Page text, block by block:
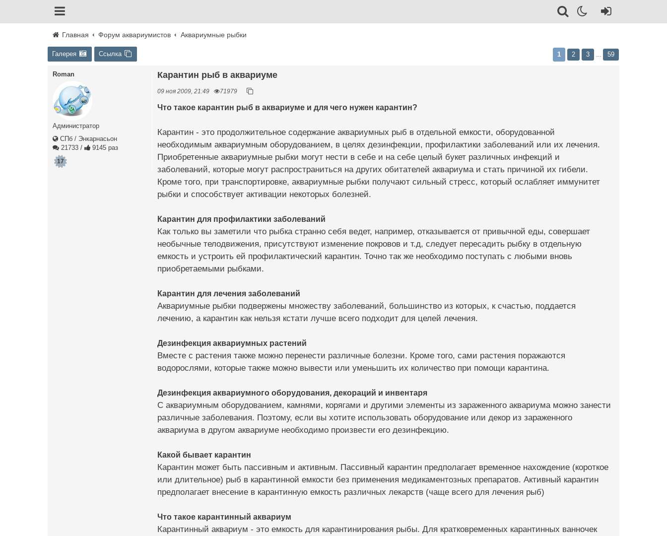
Главная Форум аквариумистов Аквариумные рыбки
Галерея Ссылка 1 2 3 59
Roman
Администратор
СПб / Энкарнасьон
21733 / 9145 раз
17
Карантин рыб в аквариуме
09 ноя 2009, 21:49 71979
Что такое карантин рыб в аквариуме и для чего нужен карантин?
Карантин - это продолжительное содержание аквариумных рыб в отдельной емкости, оборудованной
необходимым аквариумным оборудованием, в целях дезинфекции, профилактики заболеваний или их лечения.
Приобретенные аквариумные рыбки могут нести в себе и на себе целый букет различных инфекций и
заболеваний, которые могут распространиться на других обитателей аквариума и стать причиной их гибели.
Кроме того, при транспортировке, аквариумные рыбки получают сильный стресс, который ослабляет иммунитет
рыбки и способствует активации некоторых болезней.
Карантин для профилактики заболеваний
Как только вы заметили что рыбка странно себя ведет, например, отказывается от привычной еды, совершает
необычные телодвижения, присутствуют изменение покровов и т.д, следует пересадить рыбку в отдельную
емкость и устроить ей профилактический карантин. Точно так же необходимо поступать с любыми вновь
приобретаемыми рыбками.
Карантин для лечения заболеваний
Аквариумные рыбки подвержены множеству заболеваний, большинство из которых, к счастью, поддается
лечению, а карантин как нельзя кстати лучше всего подходит для целей лечения.
Дезинфекция аквариумных растений
Вместе с растения также можно перенести различные болезни. Кроме того, сами растения поражаются
водорослями, которые также можно вывести или уменьшить их количество при помощи карантина.
Дезинфекция аквариумного оборудования, декораций и инвентаря
С аквариумным оборудованием, камнями, корягами и другими элементы из зараженного аквариума можно занести
различные заболевания. Поэтому, если вы хотите использовать оборудование или декор из зараженного
аквариума в другом аквариуме необходимо произвести его дезинфекцию.
Какой бывает карантин
Карантин может быть пассивным и активным. Пассивный карантин предполагает временное нахождение (короткое
или длительное) рыб в карантинной емкости без применения медикаментозных препаратов. Активный карантин
предполагает внесение в карантинную емкость различных лекарств (чаще всего для лечения рыб)
Что такое карантинный аквариум
Карантинный аквариум - это емкость для карантинирования рыбы. Для кратковременных карантинных ванночек